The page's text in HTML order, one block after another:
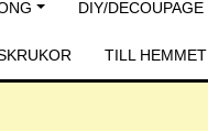
DIY/DECOUPAGE
TILL HEMMET